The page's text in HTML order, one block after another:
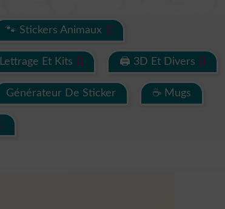
🐾 Stickers Animaux
Lettrage Et Kits 🖨 3D Et Divers
Générateur De Sticker ☕ Mugs